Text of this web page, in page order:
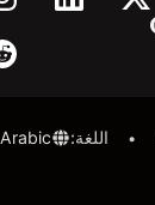
• اللغة:
Arabic